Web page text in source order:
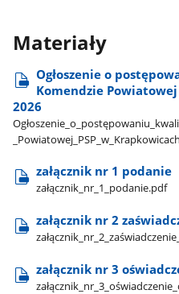
Materiały
Ogłoszenie o
Komendzie Powiatowej
2026
załącznik nr 1 podanie
załącznik​_nr​_1​_podanie.pdf
załącznik nr 2
załącznik nr 3